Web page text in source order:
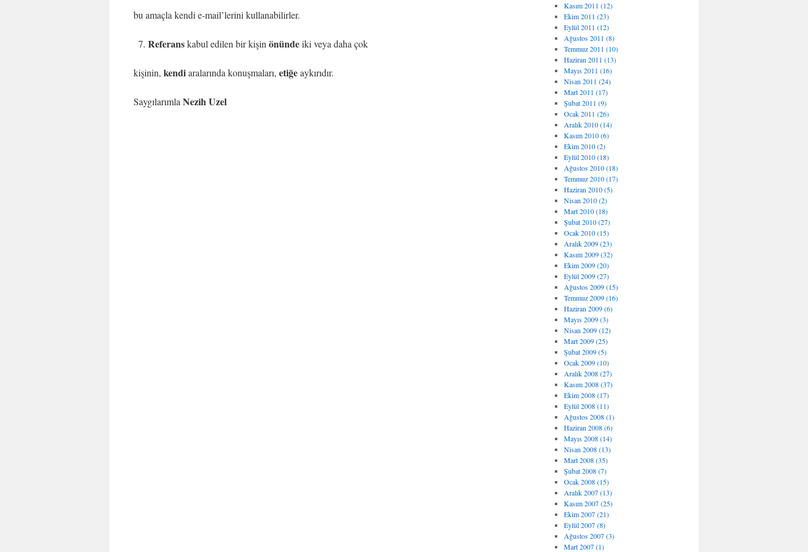
bu amaçla kendi e-mail’lerini kullanabilirler.
Referanskabul edilen bir kişin önündeiki veya daha çok
kişinin, kendiaralarında konuşmaları, etiğeaykırıdır.
Saygılarımla Nezih Uzel
Kasım 2011 (12)
Ekim 2011 (23)
Eylül 2011 (12)
Ağustos 2011 (8)
Temmuz 2011 (10)
Haziran 2011 (13)
Mayıs 2011 (16)
Nisan 2011 (24)
Mart 2011 (17)
Şubat 2011 (9)
Ocak 2011 (26)
Aralık 2010 (14)
Kasım 2010 (6)
Ekim 2010 (2)
Eylül 2010 (18)
Ağustos 2010 (18)
Temmuz 2010 (17)
Haziran 2010 (5)
Nisan 2010 (2)
Mart 2010 (18)
Şubat 2010 (27)
Ocak 2010 (15)
Aralık 2009 (23)
Kasım 2009 (32)
Ekim 2009 (20)
Eylül 2009 (27)
Ağustos 2009 (15)
Temmuz 2009 (16)
Haziran 2009 (6)
Mayıs 2009 (3)
Nisan 2009 (12)
Mart 2009 (25)
Şubat 2009 (5)
Ocak 2009 (10)
Aralık 2008 (27)
Kasım 2008 (37)
Ekim 2008 (17)
Eylül 2008 (11)
Ağustos 2008 (1)
Haziran 2008 (6)
Mayıs 2008 (14)
Nisan 2008 (13)
Mart 2008 (35)
Şubat 2008 (7)
Ocak 2008 (15)
Aralık 2007 (13)
Kasım 2007 (25)
Ekim 2007 (21)
Eylül 2007 (8)
Ağustos 2007 (3)
Mart 2007 (1)